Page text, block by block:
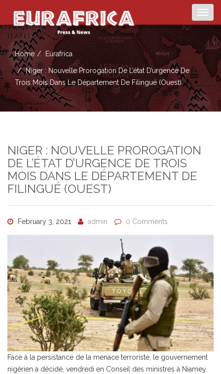
Home Eurafrica
Niger : Nouvelle Prorogation De L’état D’urgence De
Trois Mois Dans Le Département De Filingué (ouest)
NIGER : NOUVELLE PROROGATION
DE L’ÉTAT D’URGENCE DE TROIS
MOIS DANS LE DÉPARTEMENT DE
FILINGUÉ (OUEST)
February 3, 2021 admin 0 Comments
Face à la persistance de la menace terroriste, le gouvernement
nigérien a décidé, vendredi en Conseil des ministres à Niamey,